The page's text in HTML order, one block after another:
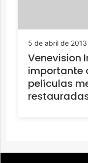
5 de abril de 2013
Venevision
importante
películas